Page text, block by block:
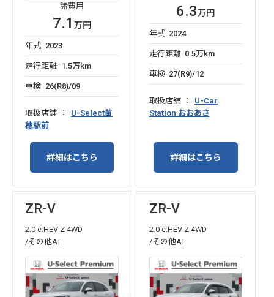
諸費用
7.1万円
年式 2023
走行距離 1.5万km
車検 26(R8)/09
取扱店舗
U-Select苗
穂駅前
詳細はこちら
6.3万円
年式 2024
走行距離 0.5万km
車検 27(R9)/12
取扱店舗
U-Car
Station おおあさ
詳細はこちら
ZR-V
2.0 e:HEV Z 4WD
/その他AT
ZR-V
2.0 e:HEV Z 4WD
/その他AT